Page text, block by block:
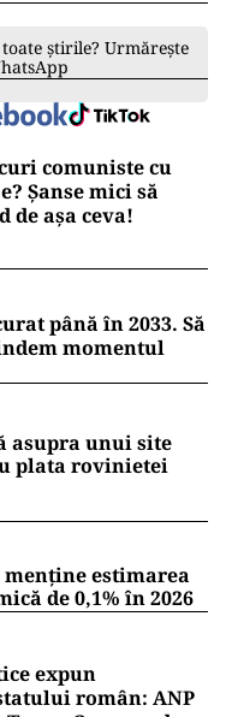
pe străzile din
de la
şi de la Grădina
34 de străzi
vor deveni
și duminică, între
– 17 octombrie
știrile? Urmărește
comuniste cu
Șanse mici să
de așa ceva!
până în 2033. Să
momentul